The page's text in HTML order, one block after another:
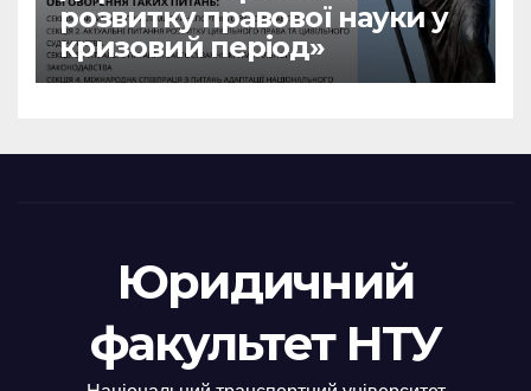
розвитку правової науки у
кризовий період»
Юридичний
факультет НТУ